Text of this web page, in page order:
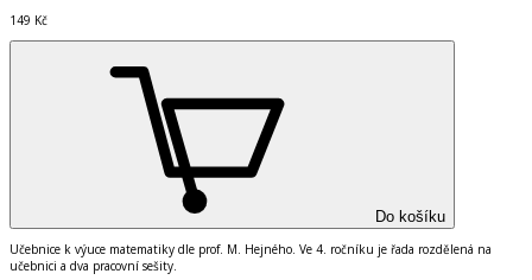
149 Kč
Do košíku
Učebnice k výuce matematiky dle prof. M. Hejného. Ve 4. ročníku je řada rozdělená na
učebnici a dva pracovní sešity.